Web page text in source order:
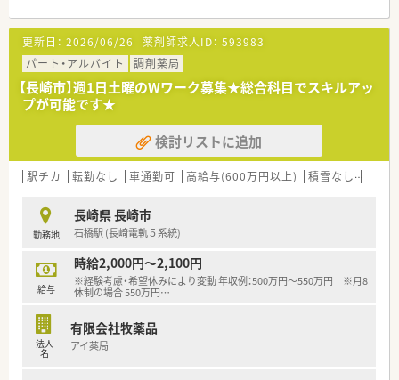
●眼科もあるため調剤業務も多くございません
≪こんな会社です≫
●社長は女性で、元気いっぱいの方です
●年に1回、年間の5日の有給予定日を全員決めております
●管理薬剤師も休みますし、当然他の勤務薬剤師も休むという考
え方です
更新日： 2026/06/26 薬剤師求人ID： 593983
パート・アルバイト
調剤薬局
【長崎市】週1日土曜のWワーク募集★総合科目でスキルアッ
プが可能です★
検討リストに追加
駅チカ 転勤なし 車通勤可 高給与(600万円以上) 積雪なし
勤務地
長崎県 長崎市
石橋駅 (長崎電軌５系統)
給与
時給2,000円～2,100円
※経験考慮・希望休みにより変動 年収例：500万円～550万円 ※月8
休制の場合 550万円…
法人
名
有限会社牧薬品
アイ薬局